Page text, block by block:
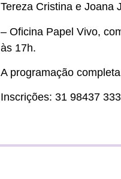
Tereza Cristina e Joana
– Oficina Papel Vivo,
às 17h.
A programação
Inscrições: 31 98437